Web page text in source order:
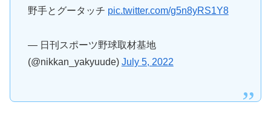
野手とグータッチ pic.twitter.com/g5n8yRS1Y8
— 日刊スポーツ野球取材基地
(@nikkan_yakyuude) July 5, 2022